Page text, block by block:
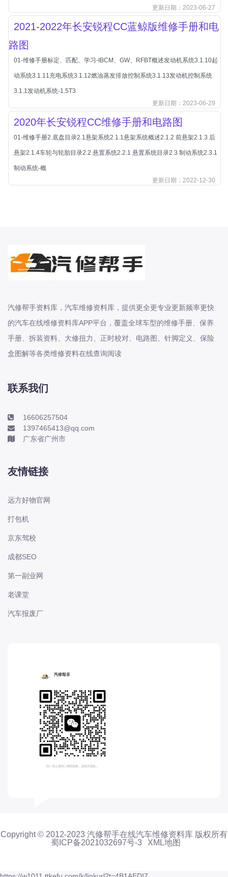
奔腾
宝骏
本田
本田-东风本田
比亚迪
比亚迪
比亚迪商用车
比速
C
传祺
昌河
长丰猎豹
长城
长安
长安-欧尚
DS
东风小康
东风菱智
东风轻型新能源
东风风光
东风风度
东风风神
东风风行
大众-进口大众
更新日期：2023-06-27
2021-2022年长安锐程CC蓝鲸版维修手册和电
路图
01-维修手册标定、匹配、学习-IBCM、GW、RFBT概述发动机系统3.1.10起
动系统3.1.11充电系统3.1.12燃油蒸发排放控制系统3.1.13发动机控制系统
3.1.1发动机系统-1.5T3
更新日期：2023-06-29
2020年长安锐程CC维修手册和电路图
01-维修手册2.底盘目录2.1悬架系统2.1.1悬架系统概述2.1.2 前悬架2.1.3 后
悬架2.1.4车轮与轮胎目录2.2 悬置系统2.2.1 悬置系统目录2.3 制动系统2.3.1
制动系统-概
更新日期：2022-12-30
汽修帮手资料库，汽车维修资料库，提供更全更专业更新频率更快
的汽车在线维修资料库APP平台，覆盖全球车型的维修手册、保养
手册、拆装资料、大修扭力、正时校对、电路图、针脚定义、保险
盒图解等各类维修资料在线查询阅读
联系我们
16606257504
1397465413@qq.com
广东省广州市
友情链接
远方好物官网
打包机
京东驾校
成都SEO
第一副业网
老课堂
汽车报废厂
Copyright © 2012-2023 汽修帮手在线汽车维修资料库 版权所有
蜀ICP备2021032697号-3
XML地图